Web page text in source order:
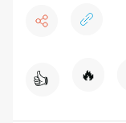
👍 🔥